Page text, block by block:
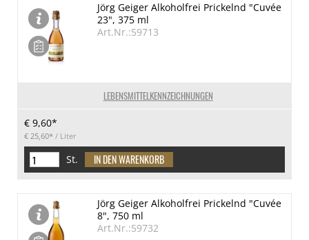
LEBENSMITTELKENNZEICHNUNGEN
Jörg Geiger Alkoholfrei Prickelnd "Cuvée
23", 375 ml
Art.Nr.:59713
€ 9,60*
€ 25,60* / Liter
St.
Jörg Geiger Alkoholfrei Prickelnd "Cuvée
8", 750 ml
Art.Nr.:59732